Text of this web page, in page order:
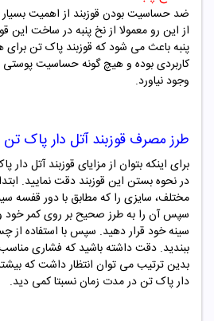
ضد حساسیت بودن قوزبند از اهمیت بسیار
از این رو معمولا از نخ پنبه در ساخت این
پنبه باعث می شود که قوزبند پاک تن برای
کاربردی بوده و هیچ گونه حساسیت پوستی
وجود نیاورد.
طرز مصرف قوزبند آتل دارپاک تن
برای اینکه بتوان از مزایای قوزبند آتل دار
در نحوه بستن این قوزبند دقت نمایید.
مختلف، سایزی را که مطابق با دور قفسه
سپس آن را به طرز صحیح بر روی کمر
سینه خود قرار دهید. سپس با استفاده از
ببندید. دقت داشته باشید که فشاری
بدین ترتیب می توان انتظار داشت که
دار پاک تندر مدت زمان نسبتا کمی دید.